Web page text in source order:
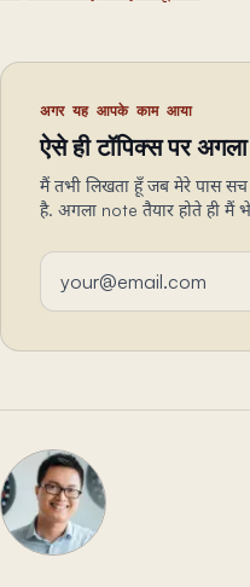
अगर यह आपके काम आया
ऐसे ही टॉपिक्स पर
मैं तभी लिखता हूँ जब मेरे पास
है. अगला note तैयार होते ही मैं
ईमेल एड्रेस